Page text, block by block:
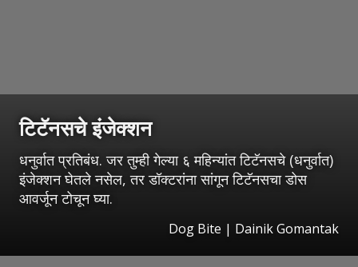
टिटॅनसचे इंजेक्शन
धनुर्वात प्रतिबंध. जर तुम्ही गेल्या ६ महिन्यांत टिटॅनसचे (धनुर्वात)
इंजेक्शन घेतले नसेल, तर डॉक्टरांना सांगून टिटॅनसचा डोस
आवर्जून टोचून घ्या.
Dog Bite | Dainik Gomantak